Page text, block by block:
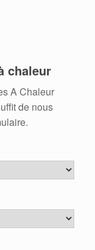
chaleur
A Chaleur
de nous